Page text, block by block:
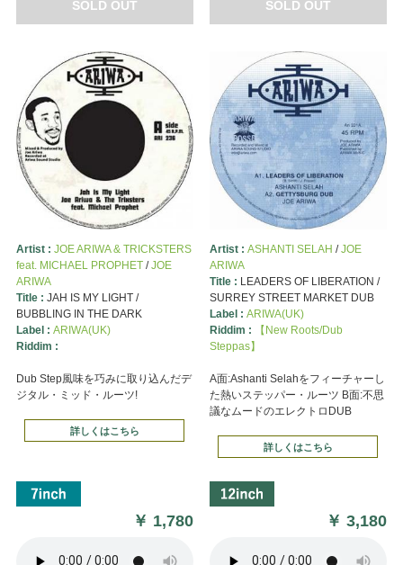
SOLD OUT SOLD OUT
Artist : JOE ARIWA & TRICKSTERS
feat. MICHAEL PROPHET/JOE
ARIWA
Title : JAH IS MY LIGHT /
BUBBLING IN THE DARK
Label : ARIWA(UK)
Riddim :
Dub Step風味を巧みに取り込んだデ
ジタル・ミッド・ルーツ!
詳しくはこちら
￥ 1,780
Artist : ASHANTI SELAH /JOE
ARIWA
Title : LEADERS OF LIBERATION /
SURREY STREET MARKET DUB
Label : ARIWA(UK)
Riddim :
【New Roots/Dub
Steppas】
A面:Ashanti Selahをフィーチャーし
た熱いステッパー・ルーツ B面:不思
議なムードのエレクトロDUB
詳しくはこちら
￥3,180